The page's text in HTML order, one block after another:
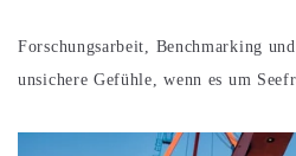
Forschungsarbeit, Benchmarking
unsichere Gefühle, wenn es um